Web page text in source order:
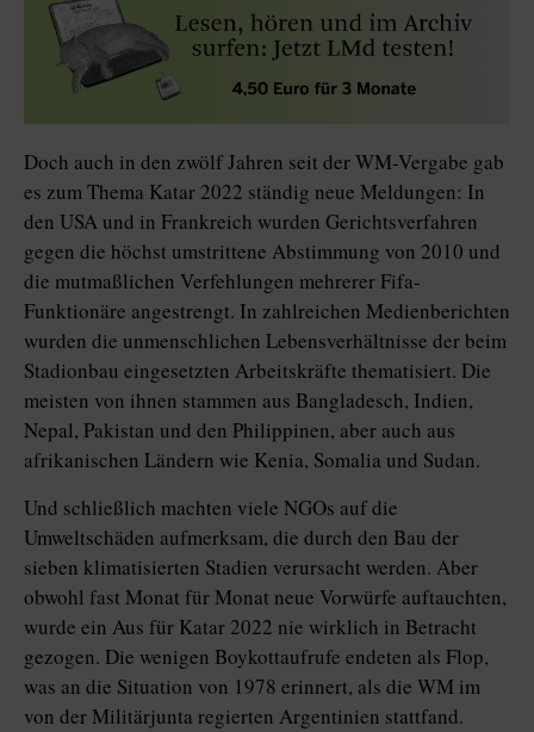
Doch auch in den zwölf Jahren seit der WM-Vergabe gab
es zum Thema Katar 2022 ständig neue Meldungen: In
den USA und in Frankreich wurden Gerichtsverfahren
gegen die höchst umstrittene Abstimmung von 2010 und
die mutmaßlichen Verfehlungen mehrerer Fifa-
Funktionäre angestrengt. In zahlreichen Medienberichten
wurden die unmenschlichen Lebensverhältnisse der beim
Stadionbau eingesetzten Arbeitskräfte thematisiert. Die
meisten von ihnen stammen aus Bangladesch, Indien,
Nepal, Pakistan und den Philippinen, aber auch aus
afrikanischen Ländern wie Kenia, Somalia und Sudan.
Und schließlich machten viele NGOs auf die
Umweltschäden aufmerksam, die durch den Bau der
sieben klimatisierten Stadien verursacht werden. Aber
obwohl fast Monat für Monat neue Vorwürfe auftauchten,
wurde ein Aus für Katar 2022 nie wirklich in Betracht
gezogen. Die wenigen Boykottaufrufe endeten als Flop,
was an die Situation von 1978 erinnert, als die WM im
von der Militärjunta regierten Argentinien stattfand.